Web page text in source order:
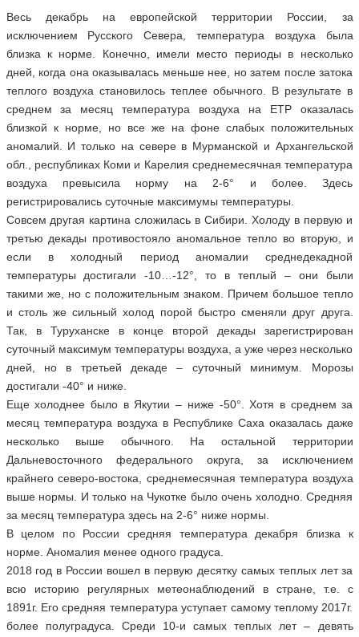
Весь декабрь на европейской территории России, за
исключением Русского Севера, температура воздуха была
близка к норме. Конечно, имели место периоды в несколько
дней, когда она оказывалась меньше нее, но затем после затока
теплого воздуха становилось теплее обычного. В результате в
среднем за месяц температура воздуха на ЕТР оказалась
близкой к норме, но все же на фоне слабых положительных
аномалий. И только на севере в Мурманской и Архангельской
обл., республиках Коми и Карелия среднемесячная температура
воздуха превысила норму на 2-6° и более. Здесь
регистрировались суточные максимумы температуры.
Совсем другая картина сложилась в Сибири. Холоду в первую и
третью декады противостояло аномальное тепло во вторую, и
если в холодный период аномалии среднедекадной
температуры достигали -10…-12°, то в теплый – они были
такими же, но с положительным знаком. Причем большое тепло
и столь же сильный холод порой быстро сменяли друг друга.
Так, в Туруханске в конце второй декады зарегистрирован
суточный максимум температуры воздуха, а уже через несколько
дней, но в третьей декаде – суточный минимум. Морозы
достигали -40° и ниже.
Еще холоднее было в Якутии – ниже -50°. Хотя в среднем за
месяц температура воздуха в Республике Саха оказалась даже
несколько выше обычного. На остальной территории
Дальневосточного федерального округа, за исключением
крайнего северо-востока, среднемесячная температура воздуха
выше нормы. И только на Чукотке было очень холодно. Средняя
за месяц температура здесь на 2-6° ниже нормы.
В целом по России средняя температура декабря близка к
норме. Аномалия менее одного градуса.
2018 год в России вошел в первую десятку самых теплых лет за
всю историю регулярных метеонаблюдений в стране, т.е. с
1891г. Его средняя температура уступает самому теплому 2017г.
более полуградуса. Среди 10-и самых теплых лет – девять